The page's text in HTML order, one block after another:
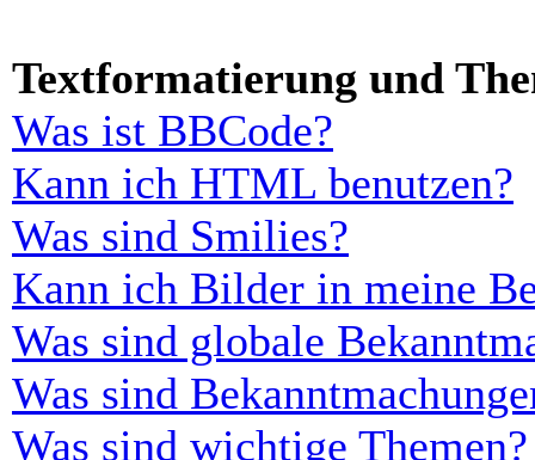
Textformatierung und
Was ist BBCode?
Kann ich HTML benutzen?
Was sind Smilies?
Kann ich Bilder in meine
Was sind globale
Was sind
Was sind wichtige Themen?